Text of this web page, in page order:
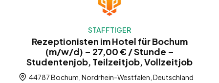
STAFFTIGER
Rezeptionisten im Hotel für Bochum
(m/w/d) – 27,00 € / Stunde –
Studentenjob, Teilzeitjob, Vollzeitjob
44787 Bochum, Nordrhein-Westfalen, Deutschland